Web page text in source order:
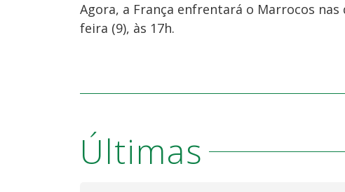
Agora, a França enfrentará o Marrocos
feira (9), às 17h.
Últimas